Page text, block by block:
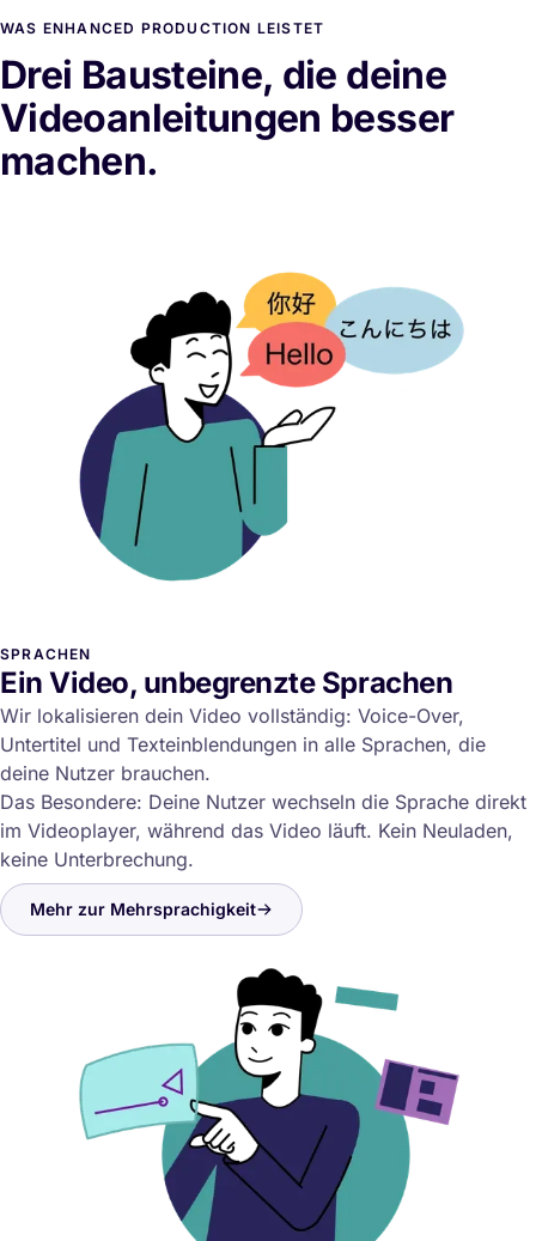
WAS ENHANCED PRODUCTION LEISTET
Drei Bausteine, die deine
Videoanleitungen besser
machen.
SPRACHEN
Ein Video, unbegrenzte Sprachen
Wir lokalisieren dein Video vollständig: Voice-Over,
Untertitel und Texteinblendungen in alle Sprachen, die
deine Nutzer brauchen.
Das Besondere: Deine Nutzer wechseln die Sprache direkt
im Videoplayer, während das Video läuft. Kein Neuladen,
keine Unterbrechung.
Mehr zur Mehrsprachigkeit